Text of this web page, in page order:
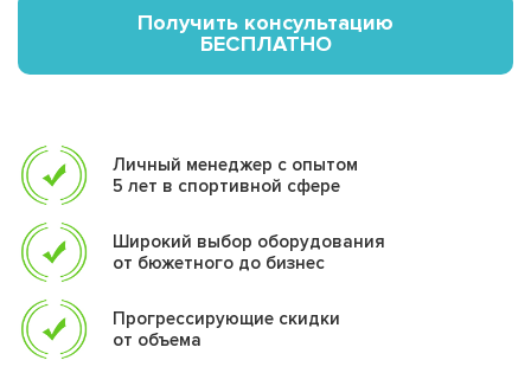
Получить консультацию
БЕСПЛАТНО
Личный менеджер с опытом
5 лет в спортивной сфере
Широкий выбор оборудования
от бюжетного до бизнес
Прогрессирующие скидки
от объема